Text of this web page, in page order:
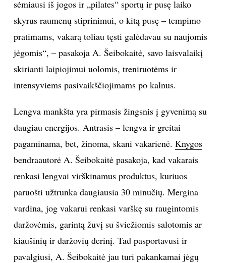
Sekite mus:
NAUJIENLAIŠKĮ
Jūs sutinkate su
sėmiausi iš jogos ir „pilates“ sportų ir pusę laiko
skyrus raumenų stiprinimui, o kitą pusę – tempimo
pratimams, vakarą toliau tęsti galėdavau su naujomis
jėgomis“, – pasakoja A. Šeibokaitė, savo laisvalaikį
skirianti laipiojimui uolomis, treniruotėms ir
intensyviems pasivaikščiojimams po kalnus.
Lengva mankšta yra pirmasis žingsnis į gyvenimą su
daugiau energijos. Antrasis – lengva ir greitai
pagaminama, bet, žinoma, skani vakarienė. Knygos
bendraautorė A. Šeibokaitė pasakoja, kad vakarais
renkasi lengvai virškinamus produktus, kuriuos
paruošti užtrunka daugiausia 30 minučių. Mergina
vardina, jog vakarui renkasi varškę su raugintomis
daržovėmis, garintą žuvį su šviežiomis salotomis ar
kiaušinių ir daržovių derinį. Tad pasportavusi ir
pavalgiusi, A. Šeibokaitė jau turi pakankamai jėgų